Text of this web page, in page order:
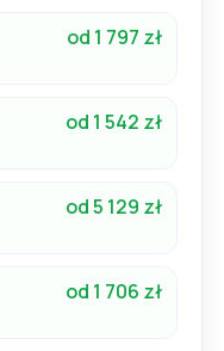
od 1 797 zł
od 1 542 zł
od 5 129 zł
od 1 706 zł